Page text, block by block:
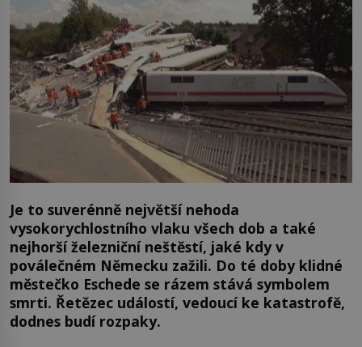
Je to suverénně největší nehoda
vysokorychlostního vlaku všech dob a také
nejhorší železniční neštěstí, jaké kdy v
poválečném Německu zažili. Do té doby klidné
městečko Eschede se rázem stává symbolem
smrti. Řetězec událostí, vedoucí ke katastrofě,
dodnes budí rozpaky.